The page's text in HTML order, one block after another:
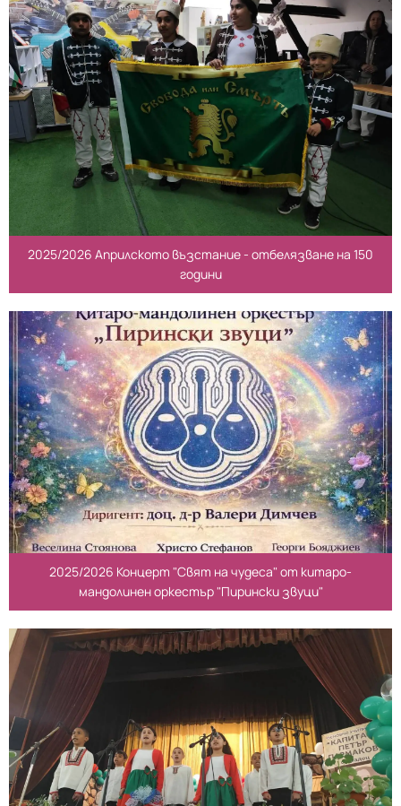
2025/2026 Априлското възстание - отбелязване на 150
години
2025/2026 Концерт "Свят на чудеса" от китаро-
мандолинен оркестър "Пирински звуци"